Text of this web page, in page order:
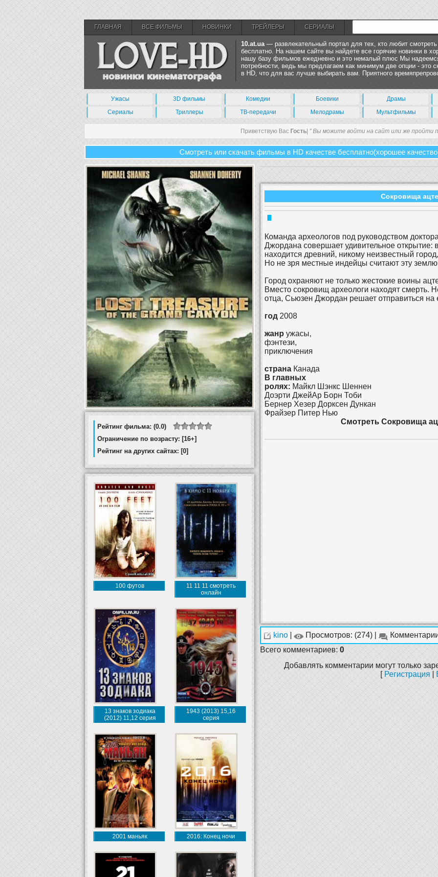
ГЛАВНАЯ ВСЕ ФИЛЬМЫ НОВИНКИ ТРЕЙЛЕРЫ СЕРИАЛЫ
10.at.ua— развлекательный портал для тех, кто любит
бесплатно. На нашем сайте вы найдете все горячие новинки в
нашу базу фильмов ежедневно и это немалый плюс Мы
потребности, ведь мы предлагаем как минимум две опции -
в HD, что для вас лучше выбирать вам. Приятного
Ужасы 3D фильмы Комедии Боевики
Драмы
Сериалы
Триллеры ТВ-передачи Мелодрамы Мультфильмы
Приветствую Вас Гость " Вы можите войти на сайт или же пройти
Смотреть или скачать фильмы в HD качестве бесплатно(хорошее
Рейтинг фильма: (0.0)
Ограничение по возрасту: [16+]
Рейтинг на других сайтах: [0]
100 футов
11 11 11 смотреть
онлайн
13 знаков зодиака
(2012) 11,12 серия
1943 (2013) 15,16
серия
2001 маньяк 2016: Конец ночи
Сокровища
Команда археологов под руководством
Джордана совершает удивительное открытие:
находится древний, никому неизвестный
Но не зря местные индейцы считают эту
Город охраняют не только жестокие воины
Вместо сокровищ археологи находят смерть.
отца, Сьюзен Джордан решает отправиться на
год 2008
жанр ужасы,
фэнтези,
приключения
страна Канада
В главных
ролях: Майкл Шэнкс Шеннен
Доэрти ДжейАр Борн Тоби
Бернер Хезер Дорксен Дункан
Фрайзер Питер Нью
Смотреть Сокровища
kino Просмотров: (274) |
Всего комментариев: 0
Добавлять комментарии могут только
[ Регистрация